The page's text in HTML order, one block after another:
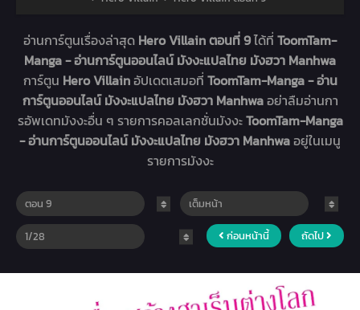
อ่านการ์ตูนเรื่องล่าสุด Hero Villain ตอนที่ 9ได้ที่ ToomTam-
Manga - อ่านการ์ตูนออนไลน์ มังงะแปลไทย มังฮวา Manhwa
การ์ตูน Hero Villainอัปเดตเสมอที่ ToomTam-Manga - อ่าน
การ์ตูนออนไลน์ มังงะแปลไทย มังฮวา Manhwaอย่าลืมอ่านกา
รอัพเดทมังงะอื่น ๆ รายการคอลเลกชั่นมังงะToomTam-Manga
- อ่านการ์ตูนออนไลน์ มังงะแปลไทย มังฮวา Manhwaอยู่ในเมนู
รายการมังงะ
ก่อนหน้านี้ ถัดไป